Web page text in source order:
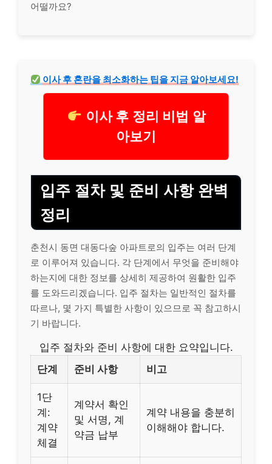
어떨까요?
이사 후 혼란을 최소화하는 팁을 지금 알아보세요!
이사 후 정리 비법 알
아보기
입주 절차 및 준비 사항 완벽
정리
춘천시 동면 대동다숲 아파트로의 입주는 여러 단계
로 이루어져 있습니다. 각 단계에서 무엇을 준비해야
하는지에 대한 정보를 상세히 제공하여 원활한 입주
를 도와드리겠습니다. 입주 절차는 일반적인 절차를
따르나, 몇 가지 특별한 사항이 있으므로 꼭 참고하시
기 바랍니다.
입주 절차와 준비 사항에 대한 요약입니다.
단계
준비 사항 비고
1단
계:
계약
체결
계약서 확인
및 서명, 계
약금 납부
계약 내용을 충분히
이해해야 합니다.